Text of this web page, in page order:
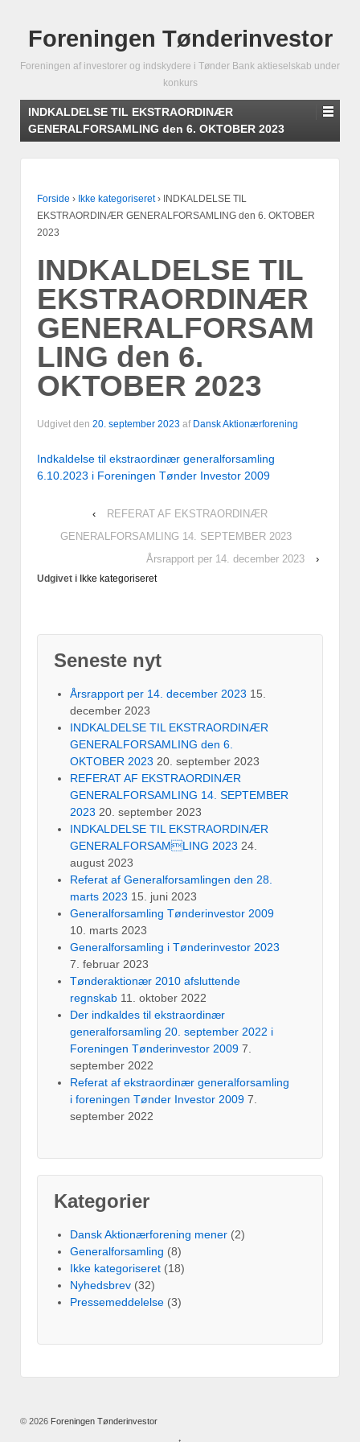
Foreningen Tønderinvestor
Foreningen af investorer og indskydere i Tønder Bank aktieselskab under
konkurs
INDKALDELSE TIL EKSTRAORDINÆR
GENERALFORSAMLING den 6. OKTOBER 2023
Forside › Ikke kategoriseret › INDKALDELSE TIL
EKSTRAORDINÆR GENERALFORSAMLING den 6. OKTOBER
2023
INDKALDELSE TIL
EKSTRAORDINÆR
GENERALFORSAM
LING den 6.
OKTOBER 2023
Udgivet den 20. september 2023 af Dansk Aktionærforening
Indkaldelse til ekstraordinær generalforsamling
6.10.2023 i Foreningen Tønder Investor 2009
‹
REFERAT AF EKSTRAORDINÆR
GENERALFORSAMLING 14. SEPTEMBER 2023
Årsrapport per 14. december 2023
›
Udgivet i Ikke kategoriseret
Seneste nyt
Årsrapport per 14. december 2023 15.
december 2023
INDKALDELSE TIL EKSTRAORDINÆR
GENERALFORSAMLING den 6.
OKTOBER 2023 20. september 2023
REFERAT AF EKSTRAORDINÆR
GENERALFORSAMLING 14. SEPTEMBER
2023 20. september 2023
INDKALDELSE TIL EKSTRAORDINÆR
GENERALFORSAMLING 2023 24.
august 2023
Referat af Generalforsamlingen den 28.
marts 2023 15. juni 2023
Generalforsamling Tønderinvestor 2009
10. marts 2023
Generalforsamling i Tønderinvestor 2023
7. februar 2023
Tønderaktionær 2010 afsluttende
regnskab 11. oktober 2022
Der indkaldes til ekstraordinær
generalforsamling 20. september 2022 i
Foreningen Tønderinvestor 2009 7.
september 2022
Referat af ekstraordinær generalforsamling
i foreningen Tønder Investor 2009 7.
september 2022
Kategorier
Dansk Aktionærforening mener (2)
Generalforsamling (8)
Ikke kategoriseret (18)
Nyhedsbrev (32)
Pressemeddelelse (3)
© 2026 Foreningen Tønderinvestor